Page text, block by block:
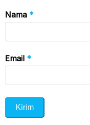
Nama *
Email *